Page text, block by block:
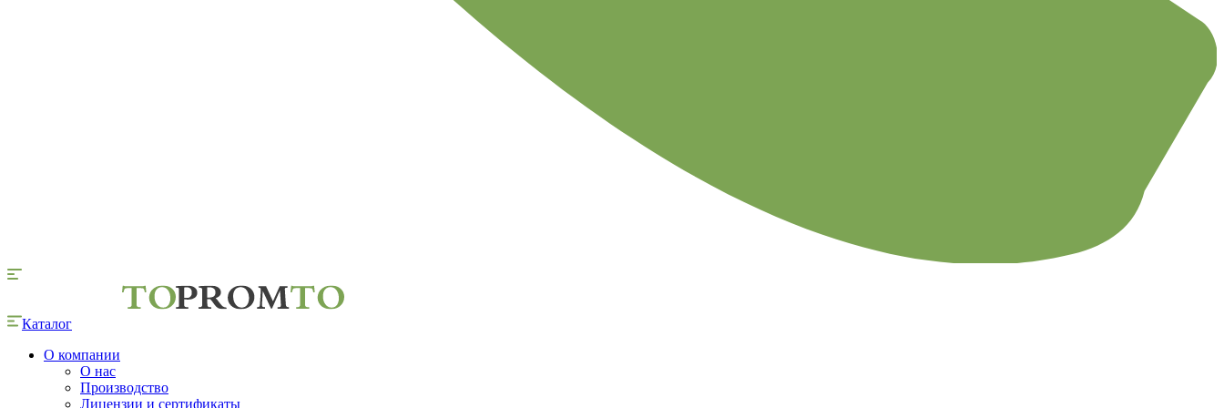
Каталог
О компании
О нас
Производство
Лицензии и сертификаты